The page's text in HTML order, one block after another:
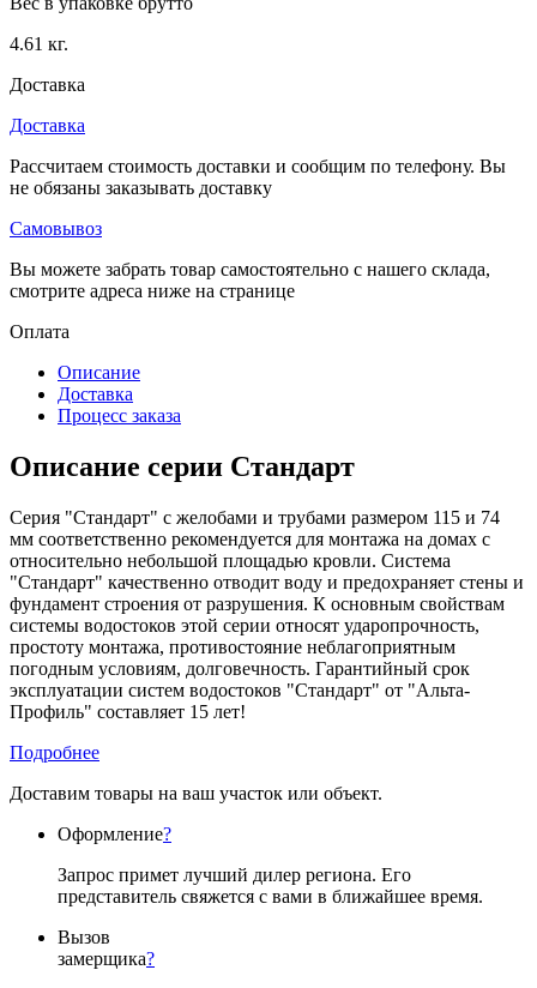
4.61 кг.
Доставка
Доставка
Рассчитаем стоимость доставки и сообщим по телефону. Вы
не обязаны заказывать доставку
Самовывоз
Вы можете забрать товар самостоятельно с нашего склада,
смотрите адреса ниже на странице
Оплата
Описание
Доставка
Процесс заказа
Описание серии Стандарт
Серия "Стандарт" с желобами и трубами размером 115 и 74
мм соответственно рекомендуется для монтажа на домах с
относительно небольшой площадью кровли. Система
"Стандарт" качественно отводит воду и предохраняет стены и
фундамент строения от разрушения. К основным свойствам
системы водостоков этой серии относят ударопрочность,
простоту монтажа, противостояние неблагоприятным
погодным условиям, долговечность. Гарантийный срок
эксплуатации систем водостоков "Стандарт" от "Альта-
Профиль" составляет 15 лет!
Подробнее
Доставим товары на ваш участок или объект.
Оформление?
Запрос примет лучший дилер региона. Его
представитель свяжется с вами в ближайшее время.
Вызов
замерщика?